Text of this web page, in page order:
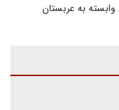
به عربستان